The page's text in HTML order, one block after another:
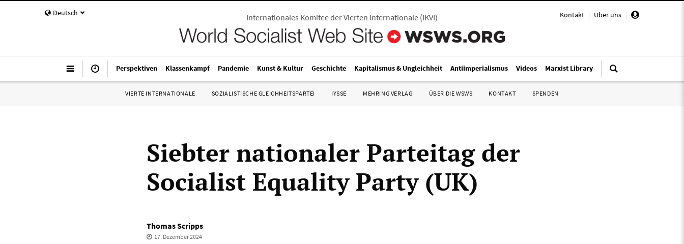
Deutsch Kontakt | Über uns |
Internationales Komitee der Vierten Internationale (IKVI)
Perspektiven Klassenkampf Pandemie Kunst & Kultur Geschichte Kapitalismus & Ungleichheit Antiimperialismus Videos Marxist Library
VIERTE INTERNATIONALE SOZIALISTISCHE GLEICHHEITSPARTEI IYSSE MEHRING VERLAG ÜBER DIE WSWS KONTAKT SPENDEN
Siebter nationaler Parteitag der
Socialist Equality Party (UK)
Thomas Scripps
17. Dezember 2024